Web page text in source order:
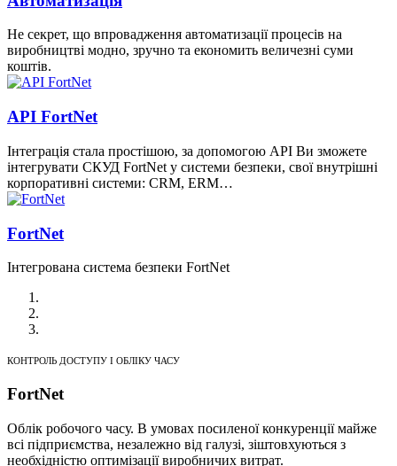
Не секрет, що впровадження автоматизації процесів на
виробництві модно, зручно та економить величезні суми
коштів.
API FortNet
Інтеграція стала простішою, за допомогою API Ви зможете
інтегрувати СКУД FortNet у системи безпеки, свої внутрішні
корпоративні системи: CRM, ERM…
FortNet
Інтегрована система безпеки FortNet
КОНТРОЛЬ ДОСТУПУ І ОБЛІКУ ЧАСУ
FortNet
Облік робочого часу. В умовах посиленої конкуренції майже
всі підприємства, незалежно від галузі, зіштовхуються з
необхідністю оптимізації виробничих витрат.